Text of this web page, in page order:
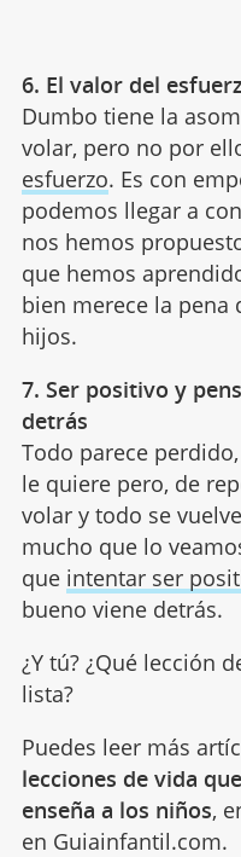
6. El valor del
Dumbo tiene la
volar, pero no por
esfuerzo. Es con
podemos llegar a
nos hemos
que hemos
bien merece la pena
hijos.
7. Ser positivo y
detrás
Todo parece
le quiere pero, de
volar y todo se
mucho que lo
que intentar ser
bueno viene detrás.
¿Y tú? ¿Qué lección
lista?
Puedes leer más
lecciones de vida
enseña a los niños,
en Guiainfantil.com.